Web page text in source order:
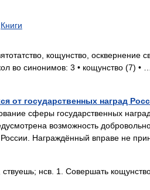
Книги
кощунство, осквернение
во синонимов: 3 • кощунство (7) • …
от государственных наград
сферы государственных
возможность
Награждённый вправе не
нсв. 1. Совершать